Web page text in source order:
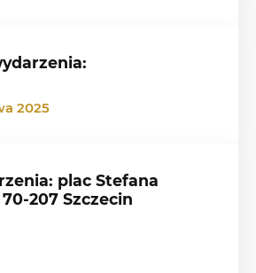
2025
plac Stefana
207 Szczecin